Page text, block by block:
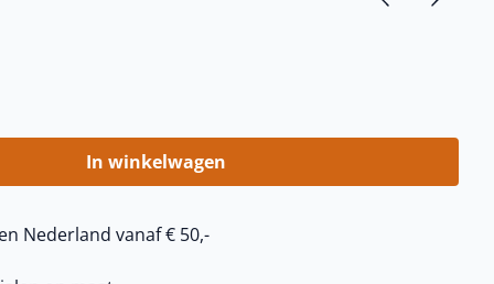
In winkelwagen
Nederland vanaf € 50,-